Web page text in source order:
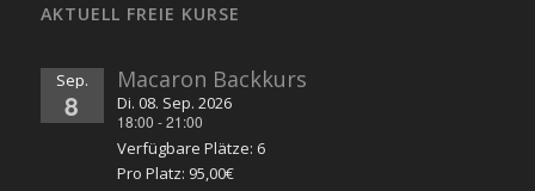
AKTUELL FREIE KURSE
Sep.
8
Macaron Backkurs
Di. 08. Sep. 2026
18:00 -21:00
Verfügbare Plätze: 6
Pro Platz: 95,00€